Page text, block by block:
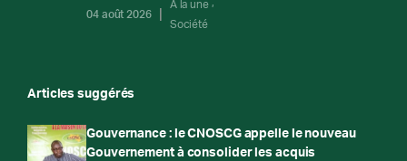
04 août 2026
A la une
Société
Articles suggérés
Gouvernance : le CNOSCG appelle le nouveau
Gouvernement à consolider les acquis